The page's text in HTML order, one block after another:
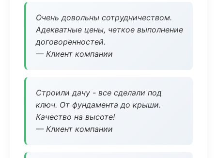
Очень довольны сотрудничеством.
Адекватные цены, четкое выполнение
договоренностей.
— Клиент компании
Строили дачу - все сделали под
ключ. От фундамента до крыши.
Качество на высоте!
— Клиент компании